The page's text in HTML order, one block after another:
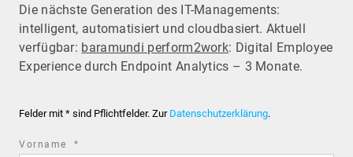
Die nächste Generation des IT-Managements:
intelligent, automatisiert und cloudbasiert. Aktuell
verfügbar: baramundi perform2work: Digital Employee
Experience durch Endpoint Analytics – 3 Monate.
Felder mit * sind Pflichtfelder. Zur Datenschutzerklärung.
Vorname *